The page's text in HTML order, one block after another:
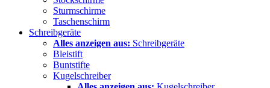
Sturmschirme
Taschenschirm
Schreibgeräte
Alles anzeigen aus: Schreibgeräte
Bleistift
Buntstifte
Kugelschreiber